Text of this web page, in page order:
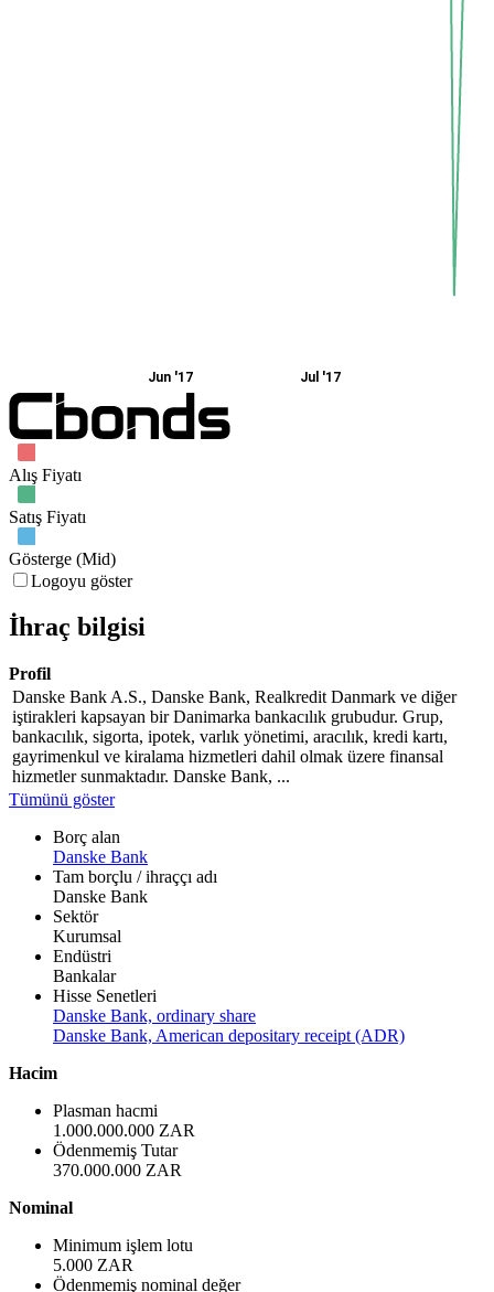
Jun '17 Jul '17
Alış Fiyatı
Satış Fiyatı
Gösterge (Mid)
Logoyu göster
İhraç bilgisi
Profil
Danske Bank A.S., Danske Bank, Realkredit Danmark ve diğer
iştirakleri kapsayan bir Danimarka bankacılık grubudur. Grup,
bankacılık, sigorta, ipotek, varlık yönetimi, aracılık, kredi kartı,
gayrimenkul ve kiralama hizmetleri dahil olmak üzere finansal
hizmetler sunmaktadır. Danske Bank, ...
Tümünü göster
Borç alan
Danske Bank
Tam borçlu / ihraççı adı
Danske Bank
Sektör
Kurumsal
Endüstri
Bankalar
Hisse Senetleri
Danske Bank, ordinary share
Danske Bank, American depositary receipt (ADR)
Hacim
Plasman hacmi
1.000.000.000 ZAR
Ödenmemiş Tutar
370.000.000 ZAR
Nominal
Minimum işlem lotu
5.000 ZAR
Ödenmemiş nominal değer